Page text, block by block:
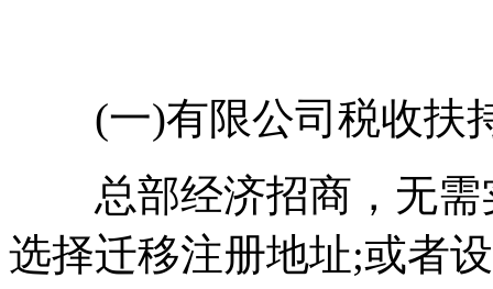
(一)有限公司税收扶
总部经济招商，无需
选择迁移注册地址;或者